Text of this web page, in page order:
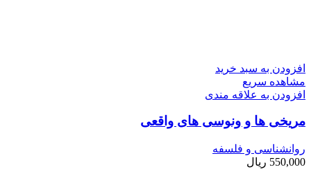
افزودن به سبد خرید
مشاهده سریع
افزودن به علاقه مندی
مریخی ها و ونوسی های واقعی
روانشناسی و فلسفه
550,000 ریال